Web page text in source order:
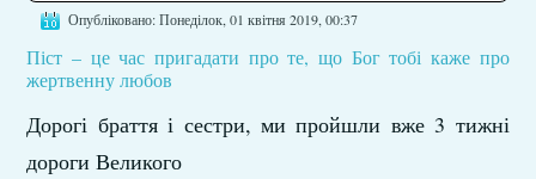
Опубліковано: Понеділок, 01 квітня 2019, 00:37
Піст – це час пригадати про те, що Бог тобі каже про
жертвенну любов
Дорогі браття і сестри, ми пройшли вже 3 тижні
дороги Великого